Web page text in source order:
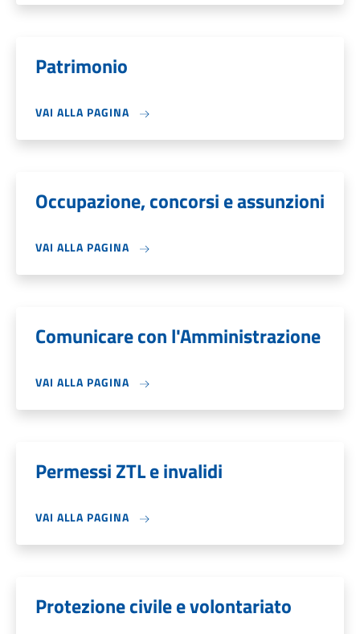
Patrimonio
VAI ALLA PAGINA
Occupazione, concorsi e assunzioni
VAI ALLA PAGINA
Comunicare con l'Amministrazione
VAI ALLA PAGINA
Permessi ZTL e invalidi
VAI ALLA PAGINA
Protezione civile e volontariato